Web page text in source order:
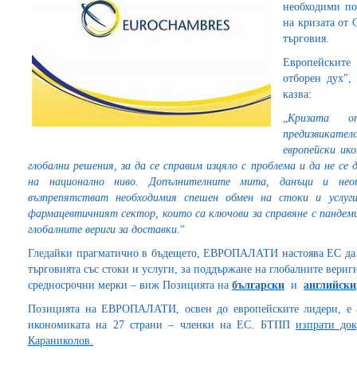
необходими
на кризата от
търговия.
отборен дух",
казва:
„Kризата
европейски
глобални решения, за да се справим изцяло с проблема и да не
на национално ниво. Допълнителните мита, данъци и
възпрепятстват необходимия спешен обмен на стоки и
фармацевтичният сектор, които са ключови за справяне с
глобалните вериги за доставки.“
Гледайки прагматично в бъдещето, ЕВРОПАЛАТИ настоява ЕС да
търговията със стоки и услуги, за поддържане на глобалните
средносрочни мерки – виж Позицията на български и английски
Позицията на ЕВРОПАЛАТИ, освен до европейските лидери, е
икономиката на 27 страни – членки на ЕС. БТПП изпрати
Караниколов.